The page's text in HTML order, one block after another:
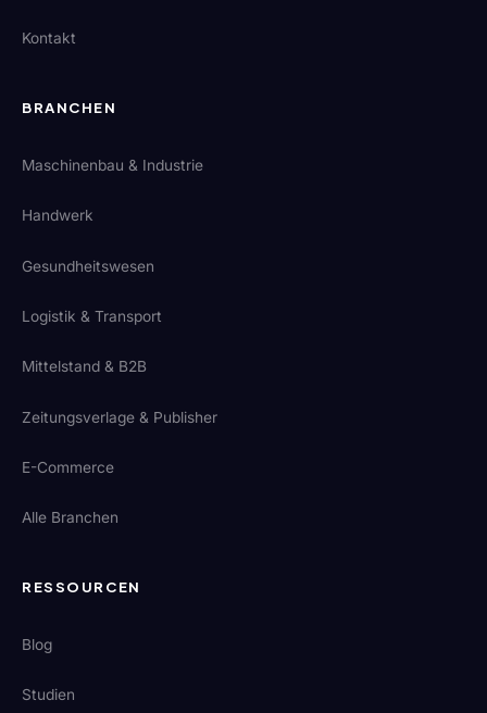
Kontakt
BRANCHEN
Maschinenbau & Industrie
Handwerk
Gesundheitswesen
Logistik & Transport
Mittelstand & B2B
Zeitungsverlage & Publisher
E-Commerce
Alle Branchen
RESSOURCEN
Blog
Studien